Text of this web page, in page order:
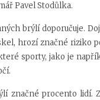
Pavel Stodůlka.
brýlí doporučuje.
hrozí značné riziko
sporty, jako je
značné procento lidí.